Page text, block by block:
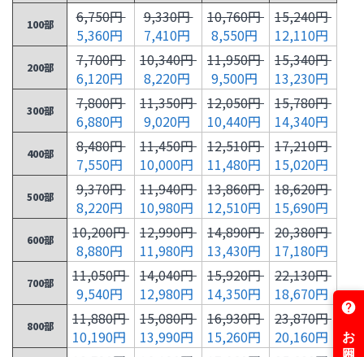
100部
6,750円
5,360円
9,330円
7,410円
10,760円
8,550円
15,240円
12,110円
200部
7,700円
6,120円
10,340円
8,220円
11,950円
9,500円
15,340円
13,230円
300部
7,800円
6,880円
11,350円
9,020円
12,050円
10,440円
15,780円
14,340円
400部
8,480円
7,550円
11,450円
10,000円
12,510円
11,480円
17,210円
15,020円
500部
9,370円
8,220円
11,940円
10,980円
13,860円
12,510円
18,620円
15,690円
600部
10,200円
8,880円
12,990円
11,980円
14,890円
13,430円
20,380円
17,180円
700部
11,050円
9,540円
14,040円
12,980円
15,920円
14,350円
22,130円
18,670円
800部
11,880円
10,190円
15,080円
13,990円
16,930円
15,260円
23,870円
20,160円